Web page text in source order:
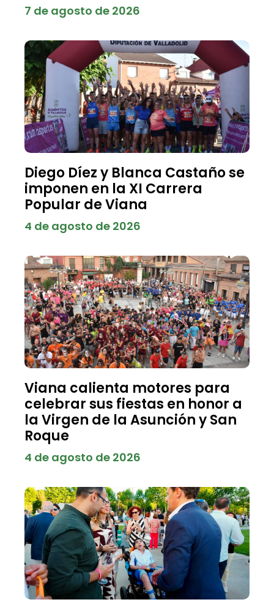
7 de agosto de 2026
Diego Díez y Blanca Castaño se
imponen en la XI Carrera
Popular de Viana
4 de agosto de 2026
Viana calienta motores para
celebrar sus fiestas en honor a
la Virgen de la Asunción y San
Roque
4 de agosto de 2026